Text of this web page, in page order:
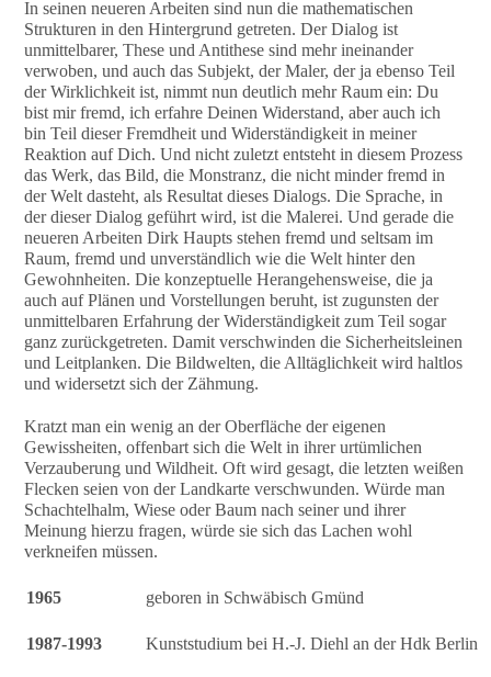
In seinen neueren Arbeiten sind nun die mathematischen
Strukturen in den Hintergrund getreten. Der Dialog ist
unmittelbarer, These und Antithese sind mehr ineinander
verwoben, und auch das Subjekt, der Maler, der ja ebenso Teil
der Wirklichkeit ist, nimmt nun deutlich mehr Raum ein: Du
bist mir fremd, ich erfahre Deinen Widerstand, aber auch ich
bin Teil dieser Fremdheit und Widerständigkeit in meiner
Reaktion auf Dich. Und nicht zuletzt entsteht in diesem Prozess
das Werk, das Bild, die Monstranz, die nicht minder fremd in
der Welt dasteht, als Resultat dieses Dialogs. Die Sprache, in
der dieser Dialog geführt wird, ist die Malerei. Und gerade die
neueren Arbeiten Dirk Haupts stehen fremd und seltsam im
Raum, fremd und unverständlich wie die Welt hinter den
Gewohnheiten. Die konzeptuelle Herangehensweise, die ja
auch auf Plänen und Vorstellungen beruht, ist zugunsten der
unmittelbaren Erfahrung der Widerständigkeit zum Teil sogar
ganz zurückgetreten. Damit verschwinden die Sicherheitsleinen
und Leitplanken. Die Bildwelten, die Alltäglichkeit wird haltlos
und widersetzt sich der Zähmung.
Kratzt man ein wenig an der Oberfläche der eigenen
Gewissheiten, offenbart sich die Welt in ihrer urtümlichen
Verzauberung und Wildheit. Oft wird gesagt, die letzten weißen
Flecken seien von der Landkarte verschwunden. Würde man
Schachtelhalm, Wiese oder Baum nach seiner und ihrer
Meinung hierzu fragen, würde sie sich das Lachen wohl
verkneifen müssen.
1965 geboren in Schwäbisch Gmünd
1987-1993 Kunststudium bei H.-J. Diehl an der Hdk Berlin